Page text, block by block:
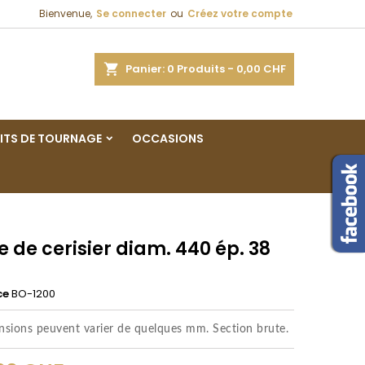
Bienvenue, Se connecter ou Créez votre compte
Panier 0 Produits - 0,00 CHF
DE TOURNAGE OCCASIONS
de cerisier diam. 440 ép. 38
BO-1200
peuvent varier de quelques mm. Section brute.